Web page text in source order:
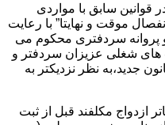
قوانین سابق با مواردی
موقت و نهایتا” با رعایت
پروانه سردفتری محکوم می
های شغلی عزیزان سردفتر و
جدید،به نظر نزدیکتر به
مدنی،دفاتر ازدواج مکلفند قبل از ثبت